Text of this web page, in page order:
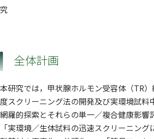
究
全体計画
本研究では，甲状腺ホルモン受容体（TR
度スクリーニング法の開発及び実環境試料
網羅的探索とそれらの単一／複合健康影響
「実環境／生体試料の迅速スクリーニン